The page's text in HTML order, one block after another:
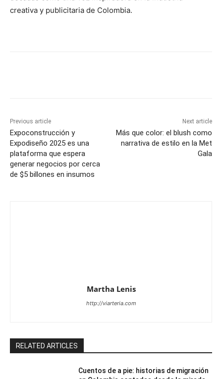
creativa y publicitaria de Colombia.
Previous article
Expoconstrucción y
Expodiseño 2025 es una
plataforma que espera
generar negocios por cerca
de $5 billones en insumos
Next article
Más que color: el blush como
narrativa de estilo en la Met
Gala
Martha Lenis
http://viarteria.com
RELATED ARTICLES
Cuentos de a pie: historias de migración